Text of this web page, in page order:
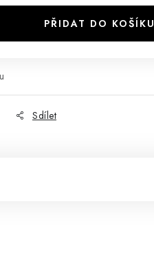
PŘIDAT DO KOŠÍKU
Sdílet